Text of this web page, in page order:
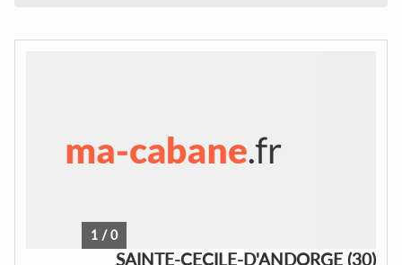
1 /0
SAINTE-CECILE-D'ANDORGE (30)